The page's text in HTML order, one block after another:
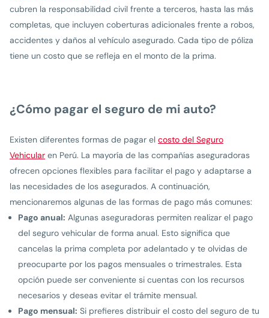
cubren la responsabilidad civil frente a terceros, hasta las más
completas, que incluyen coberturas adicionales frente a robos,
accidentes y daños al vehículo asegurado. Cada tipo de póliza
tiene un costo que se refleja en el monto de la prima.
¿Cómo pagar el seguro de mi auto?
Existen diferentes formas de pagar el costo del Seguro
Vehicular en Perú. La mayoría de las compañías aseguradoras
ofrecen opciones flexibles para facilitar el pago y adaptarse a
las necesidades de los asegurados. A continuación,
mencionaremos algunas de las formas de pago más comunes:
Pago anual: Algunas aseguradoras permiten realizar el pago
del seguro vehicular de forma anual. Esto significa que
cancelas la prima completa por adelantado y te olvidas de
preocuparte por los pagos mensuales o trimestrales. Esta
opción puede ser conveniente si cuentas con los recursos
necesarios y deseas evitar el trámite mensual.
Pago mensual: Si prefieres distribuir el costo del seguro de tu